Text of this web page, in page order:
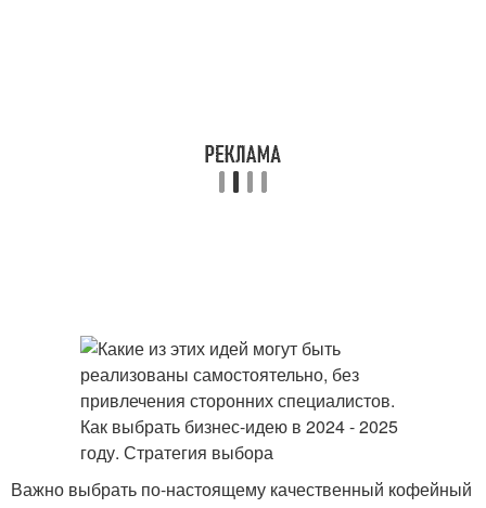
Важно выбрать по-настоящему качественный кофейный